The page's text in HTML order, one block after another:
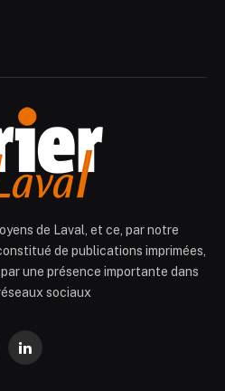
de Laval, et ce, par notre
de publications imprimées,
une présence importante dans
sociaux
LinkedIn